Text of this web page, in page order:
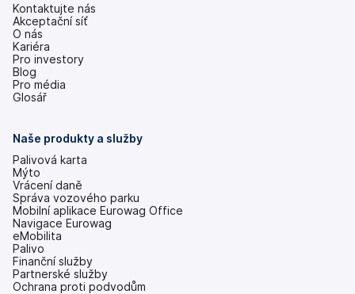
Kontaktujte nás
Akceptační síť
O nás
Kariéra
Pro investory
(se
v
nových
Blog
Pro média
Glosář
Naše produkty a služby
Palivová karta
Mýto
Vrácení daně
Správa vozového parku
Mobilní aplikace Eurowag Office
Navigace Eurowag
eMobilita
Palivo
Finanční služby
Partnerské služby
Ochrana proti podvodům